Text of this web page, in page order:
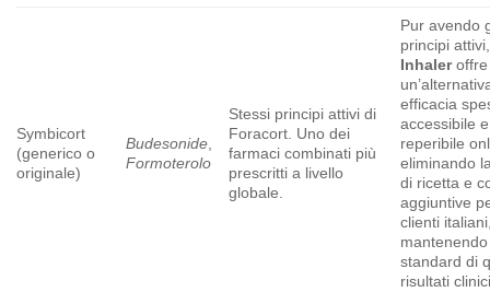
Symbicort
(generico o
originale)
Budesonide,
Formoterolo
Stessi principi attivi di
Foracort. Uno dei
farmaci combinati più
prescritti a livello
globale.
Pur avendo
principi
Inhaleroffre
efficacia
accessibile
reperibile
eliminando
di ricetta e
aggiuntive
clienti
standard di
risultati